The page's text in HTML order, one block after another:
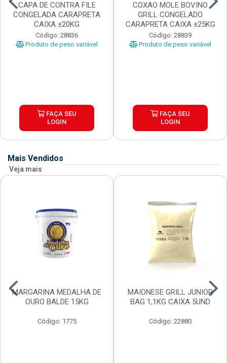
CAPA DE CONTRA FILE
CONGELADA CARAPRETA
CAIXA ±20KG
Código: 28836
Produto de peso variável
FAÇA SEU
LOGIN
COXAO MOLE BOVINO
GRILL CONGELADO
CARAPRETA CAIXA ±25KG
Código: 28839
Produto de peso variável
FAÇA SEU
LOGIN
Mais Vendidos
Veja mais
MARGARINA MEDALHA DE
OURO BALDE 15KG
Código: 1775
MAIONESE GRILL JUNIOR
BAG 1,1KG CAIXA 5UND
Código: 22880